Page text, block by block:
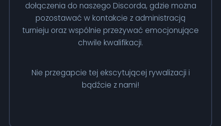
dołączenia do naszego Discorda, gdzie można
pozostawać w kontakcie z administracją
turnieju oraz wspólnie przeżywać emocjonujące
chwile kwalifikacji.
Nie przegapcie tej ekscytującej rywalizacji i
bądźcie z nami!